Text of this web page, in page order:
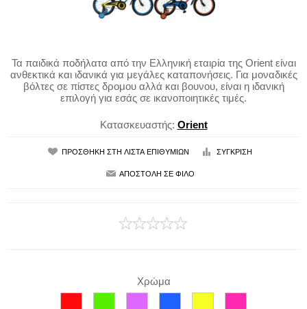
Τα παιδικά ποδήλατα από την Ελληνική εταιρία της Orient είναι
ανθεκτικά και ιδανικά για μεγάλες καταπονήσεις. Για μοναδικές
βόλτες σε πίστες δρομου αλλά και βουνου, είναι η ιδανική
επιλογή για εσάς σε ικανοποιητικές τιμές.
Κατασκευαστής: Orient
Χρώμα